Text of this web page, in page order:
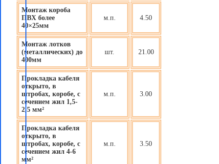
Монтаж короба
ПВХ более
40×25мм
м.п. 4.50
Монтаж лотков
(металлических) до
400мм
шт. 21.00
Прокладка кабеля
открыто, в
штробах, коробе, с
сечением жил 1,5-
2,5 мм²
м.п. 3.00
Прокладка кабеля
открыто, в
штробах, коробе, с
сечением жил 4-6
мм²
м.п. 3.50